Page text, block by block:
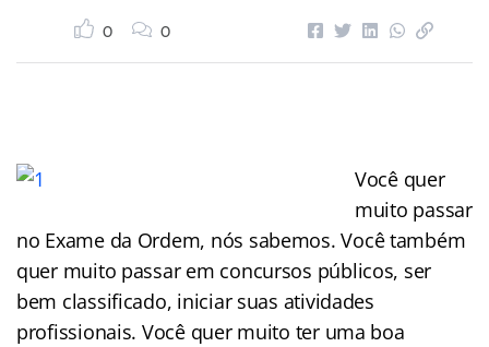
0 0
Você quer
muito passar
no Exame da Ordem, nós sabemos. Você também
quer muito passar em concursos públicos, ser
bem classificado, iniciar suas atividades
profissionais. Você quer muito ter uma boa